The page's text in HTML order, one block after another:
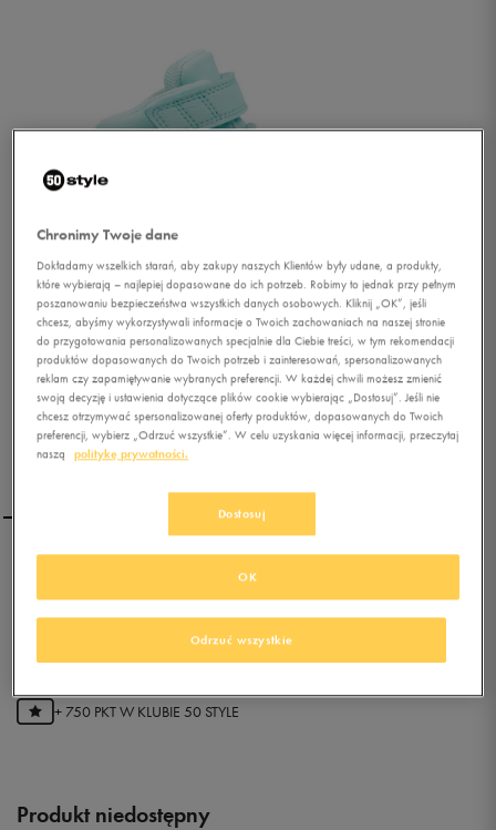
ADIDAS ALTASPORT MID
EL K
149,99złz Vat
+ 750 PKT W KLUBIE 50 STYLE
Produkt niedostępny
Chronimy Twoje dane
Dokładamy wszelkich starań, aby zakupy naszych Klientów były udane, a produkty,
które wybierają – najlepiej dopasowane do ich potrzeb. Robimy to jednak przy pełnym
poszanowaniu bezpieczeństwa wszystkich danych osobowych. Kliknij „OK”, jeśli
chcesz, abyśmy wykorzystywali informacje o Twoich zachowaniach na naszej stronie
do przygotowania personalizowanych specjalnie dla Ciebie treści, w tym rekomendacji
produktów dopasowanych do Twoich potrzeb i zainteresowań, spersonalizowanych
reklam czy zapamiętywanie wybranych preferencji. W każdej chwili możesz zmienić
swoją decyzję i ustawienia dotyczące plików cookie wybierając „Dostosuj”. Jeśli nie
chcesz otrzymywać spersonalizowanej oferty produktów, dopasowanych do Twoich
preferencji, wybierz „Odrzuć wszystkie”. W celu uzyskania więcej informacji, przeczytaj
naszą
politykę prywatności.
Dostosuj
Odrzuć wszystkie
OK